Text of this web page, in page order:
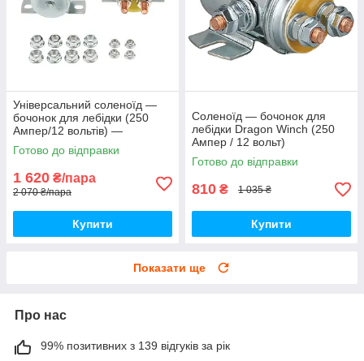
Універсальний соленоїд —
бочонок для лебідки (250
Ампер/12 вольтів) —
комплект 2 штуки
Готово до відправки
1 620 ₴/пара
2 070 ₴/пара
Купити
Соленоїд — бочонок для
лебідки Dragon Winch (250
Ампер / 12 вольт)
Готово до відправки
810 ₴ 1 035 ₴
Купити
Показати ще
Про нас
99% позитивних з 139 відгуків за рік